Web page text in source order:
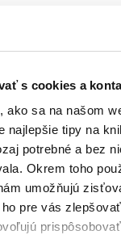
s cookies a
ako sa na našom
najlepšie tipy na
potrebné a bez
Okrem toho
umožňujú
pre vás